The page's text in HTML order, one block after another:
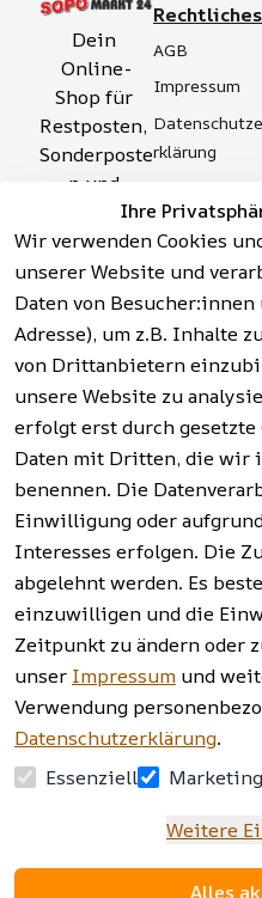
Ihre
Wir verwenden Cookies
unserer Website und
Daten von
Adresse), um z.B. Inhalte
von Drittanbietern
unsere Website zu
erfolgt erst durch
Daten mit Dritten, die wir
benennen. Die
Einwilligung oder
Interesses erfolgen. Die
abgelehnt werden. Es
einzuwilligen und die
Zeitpunkt zu ändern oder
unser Impressum und
Verwendung
Datenschutzerklärung.
Essenziell
Marketing
Weitere
Alles
Dein
Online-
Shop für
Restposten,
Sonderposte
n und
Aktionsartik
el rund um
Werkzeuge,
Garten,
Haushalt
und mehr.
Vertrag
widerrufen
Rechtliches
AGB
Impressum
Datenschutze
rklärung
tserklärung
Widerrufsrech
t
Hinweise zur
rgung
Facebook |
Instagram |
Newsletter